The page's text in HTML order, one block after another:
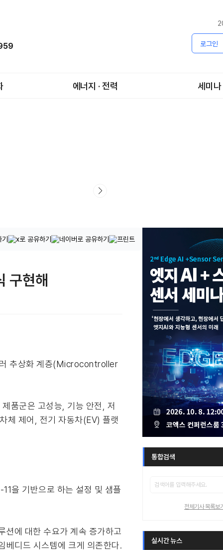
로그인
에너지 · 전력 세미나
구현해
추상화 계층(Microcontroller
품군은 고성능, 기능 안전, 저
체 제어, 전기 자동차(EV) 플랫
을 기반으로 하는 설정 및 샘플
에 대한 수요가 계속 증가하고
디드 시스템에 크게 의존한다.
통합검색
전체기사 목록보
실시간 뉴스